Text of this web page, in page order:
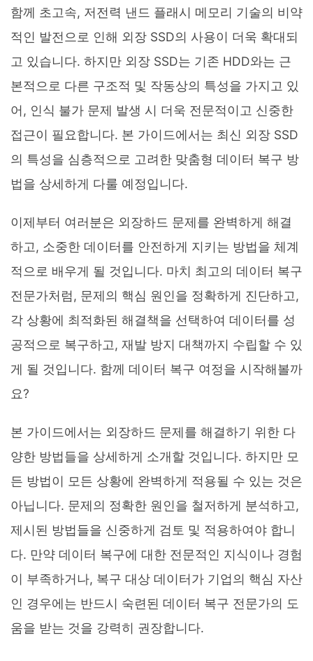
함께 초고속, 저전력 낸드 플래시 메모리 기술의 비약
적인 발전으로 인해 외장 SSD의 사용이 더욱 확대되
고 있습니다. 하지만 외장 SSD는 기존 HDD와는 근
본적으로 다른 구조적 및 작동상의 특성을 가지고 있
어, 인식 불가 문제 발생 시 더욱 전문적이고 신중한
접근이 필요합니다. 본 가이드에서는 최신 외장 SSD
의 특성을 심층적으로 고려한 맞춤형 데이터 복구 방
법을 상세하게 다룰 예정입니다.
이제부터 여러분은 외장하드 문제를 완벽하게 해결
하고, 소중한 데이터를 안전하게 지키는 방법을 체계
적으로 배우게 될 것입니다. 마치 최고의 데이터 복구
전문가처럼, 문제의 핵심 원인을 정확하게 진단하고,
각 상황에 최적화된 해결책을 선택하여 데이터를 성
공적으로 복구하고, 재발 방지 대책까지 수립할 수 있
게 될 것입니다. 함께 데이터 복구 여정을 시작해볼까
요?
본 가이드에서는 외장하드 문제를 해결하기 위한 다
양한 방법들을 상세하게 소개할 것입니다. 하지만 모
든 방법이 모든 상황에 완벽하게 적용될 수 있는 것은
아닙니다. 문제의 정확한 원인을 철저하게 분석하고,
제시된 방법들을 신중하게 검토 및 적용하여야 합니
다. 만약 데이터 복구에 대한 전문적인 지식이나 경험
이 부족하거나, 복구 대상 데이터가 기업의 핵심 자산
인 경우에는 반드시 숙련된 데이터 복구 전문가의 도
움을 받는 것을 강력히 권장합니다.